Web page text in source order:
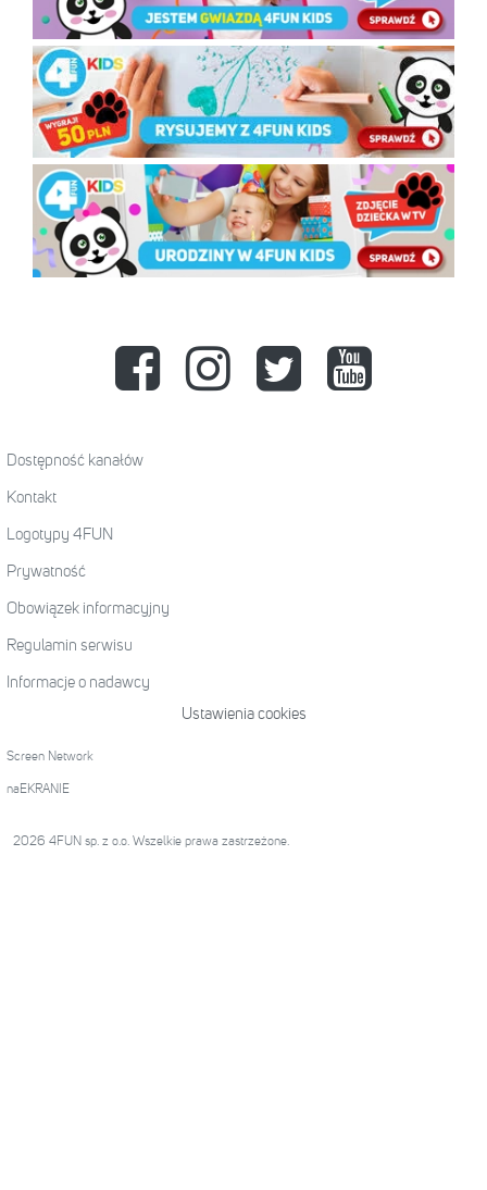
Dostępność kanałów
Kontakt
Logotypy 4FUN
Prywatność
Obowiązek informacyjny
Regulamin serwisu
Informacje o nadawcy
Ustawienia cookies
Screen Network
naEKRANIE
2026 4FUN sp. z o.o. Wszelkie prawa zastrzeżone.